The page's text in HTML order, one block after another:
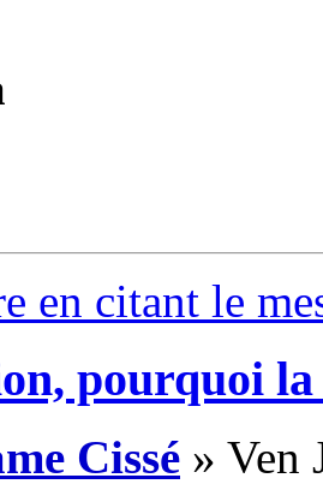
en citant le
pourquoi
Cissé » Ven